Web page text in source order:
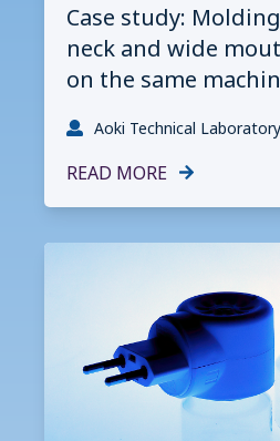
Case study:
neck and wide
on the same
Aoki Technical
READ MORE